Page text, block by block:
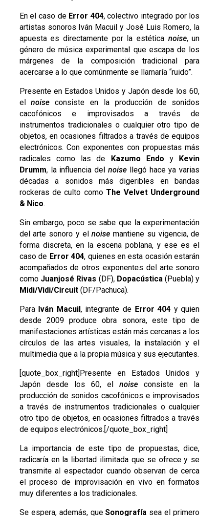
En el caso deError 404, colectivo integrado por los
artistas sonoros Iván Macuil y José Luis Romero, la
apuesta es directamente por la estética noise, un
género de música experimental que escapa de los
márgenes de la composición tradicional para
acercarse a lo que comúnmente se llamaría “ruido”.
Presente en Estados Unidos y Japón desde los 60,
elnoise consiste en la producción de sonidos
cacofónicos e improvisados a través de
instrumentos tradicionales o cualquier otro tipo de
objetos, en ocasiones filtrados a través de equipos
electrónicos. Con exponentes con propuestas más
radicales como las de Kazumo Endo y Kevin
Drumm, la influencia del noise llegó hace ya varias
décadas a sonidos más digeribles en bandas
rockeras de culto como The Velvet Underground
& Nico.
Sin embargo, poco se sabe que la experimentación
del arte sonoro y elnoise mantiene su vigencia, de
forma discreta, en la escena poblana, y ese es el
caso de Error 404, quienes en esta ocasión estarán
acompañados de otros exponentes del arte sonoro
comoJuanjosé Rivas (DF), Dopacústica (Puebla) y
Midi/Vidi/Circuit(DF/Pachuca).
Para Iván Macuil, integrante de Error 404 y quien
desde 2009 produce obra sonora, este tipo de
manifestaciones artísticas están más cercanas a los
círculos de las artes visuales, la instalación y el
multimedia que a la propia música y sus ejecutantes.
[quote_box_right]Presente en Estados Unidos y
Japón desde los 60, elnoise consiste en la
producción de sonidos cacofónicos e improvisados
a través de instrumentos tradicionales o cualquier
otro tipo de objetos, en ocasiones filtrados a través
de equipos electrónicos.[/quote_box_right]
La importancia de este tipo de propuestas, dice,
radicaría en la libertad ilimitada que se ofrece y se
transmite al espectador cuando observan de cerca
el proceso de improvisación en vivo en formatos
muy diferentes a los tradicionales.
Se espera, además, queSonografía sea el primero